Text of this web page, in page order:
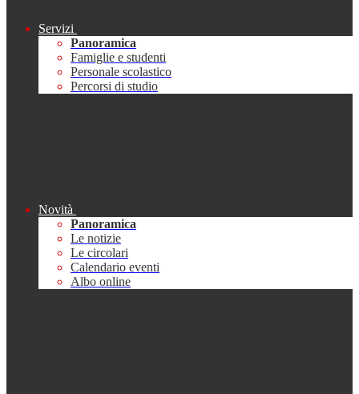
Servizi
Panoramica
Famiglie e studenti
Personale scolastico
Percorsi di studio
Novità
Panoramica
Le notizie
Le circolari
Calendario eventi
Albo online